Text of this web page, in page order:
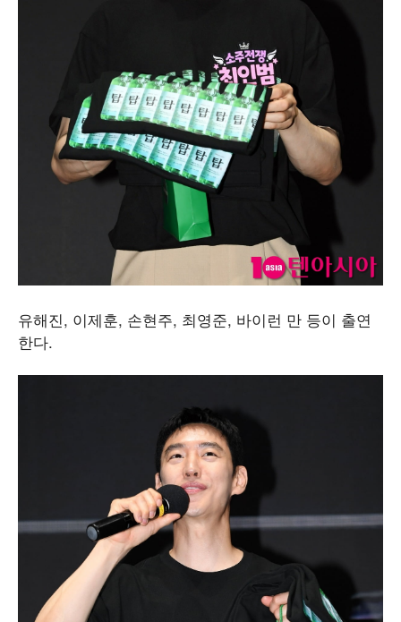
유해진, 이제훈, 손현주, 최영준, 바이런 만 등이 출연
한다.